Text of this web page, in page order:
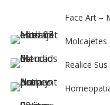
Face Art –
Molcajetes
Realice